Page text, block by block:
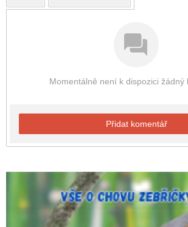
Momentálně není k dispozici žádný
Přidat komentář